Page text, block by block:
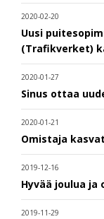
2020-02-20
Uusi
(Trafikverket)
2020-01-27
Sinus ottaa
2020-01-21
Omistaja
2019-12-16
Hyvää joulua
2019-11-29